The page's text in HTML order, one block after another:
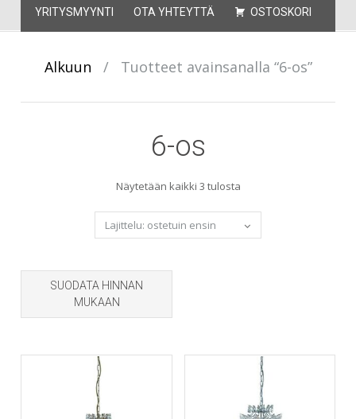
YRITYSMYYNTI OTA YHTEYTTÄ OSTOSKORI
Alkuun / Tuotteet avainsanalla “6-os”
6-os
Näytetään kaikki 3 tulostaSorted
by
popularity
SUODATA HINNAN
MUKAAN